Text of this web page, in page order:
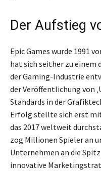
Der Aufstieg
Epic Games wurde 1991
hat sich seither zu einem
der Gaming-Industrie
der Veröffentlichung von
Standards in der
Erfolg stellte sich erst
das 2017 weltweit
zog Millionen Spieler an
Unternehmen an die
innovative